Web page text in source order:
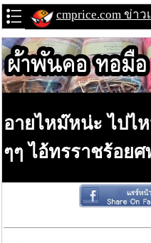
cmprice.com ข่า
อายไหม๊หน่ะ ไปไ
ๆๆ ไอ้ทรราชร้อยศ